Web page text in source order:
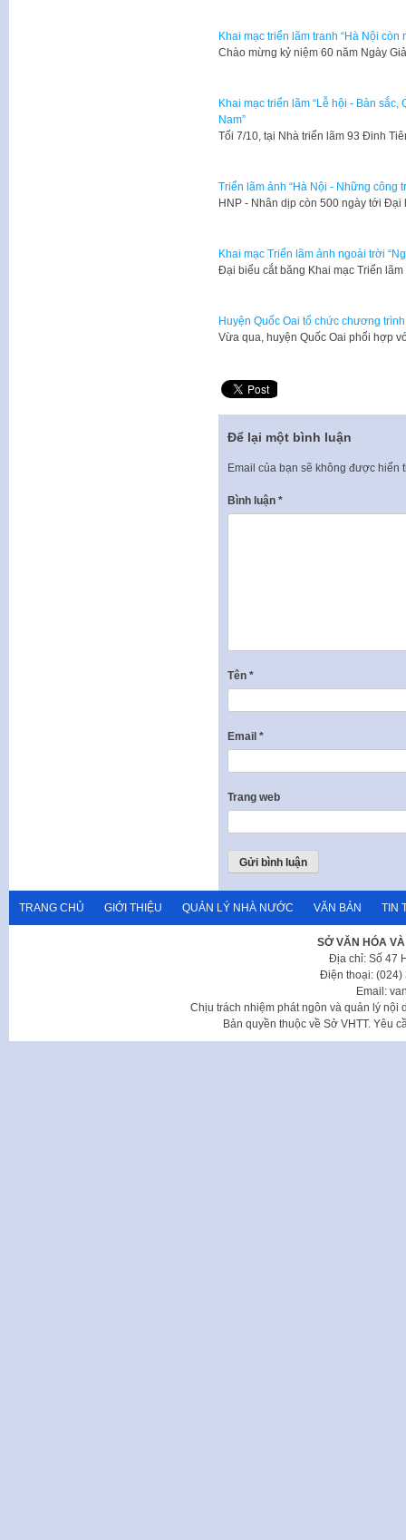
Khai mạc triển lãm tranh “Hà Nội còn
​Chào mừng kỷ niệm 60 năm Ngày
Khai mạc triển lãm “Lễ hội - Bản
Nam”
Tối 7/10, tại Nhà triển lãm 93 Đinh
Triển lãm ảnh “Hà Nội - Những công
​HNP - Nhân dịp còn 500 ngày tới
Khai mạc Triển lãm ảnh ngoài trời
Đại biểu cắt băng Khai mạc Triển
Huyện Quốc Oai tổ chức chương
Vừa qua, huyện Quốc Oai phối hợp
Để lại một bình luận
Email của bạn sẽ không được hiển
Bình luận *
Tên *
Email *
Trang web
TRANG CHỦ GIỚI THIỆU QUẢN LÝ NHÀ NƯỚC VĂN BẢN TIN
SỞ VĂN HÓA
Địa chỉ: Số 47
Điện thoại: (024)
Email:
Chịu trách nhiệm phát ngôn và quản lý nội
Bản quyền thuộc về Sở VHTT. Yêu